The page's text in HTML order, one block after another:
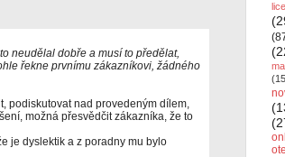
neudělal dobře a musí to předělat,
řekne prvnímu zákazníkovi, žádného
podiskutovat nad provedeným dílem,
možná přesvědčit zákazníka, že to
je dyslektik a z poradny mu bylo